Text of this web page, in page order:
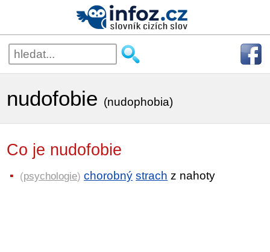
nudofobie (nudophobia)
Co je nudofobie
(psychologie) chorobný strach z nahoty